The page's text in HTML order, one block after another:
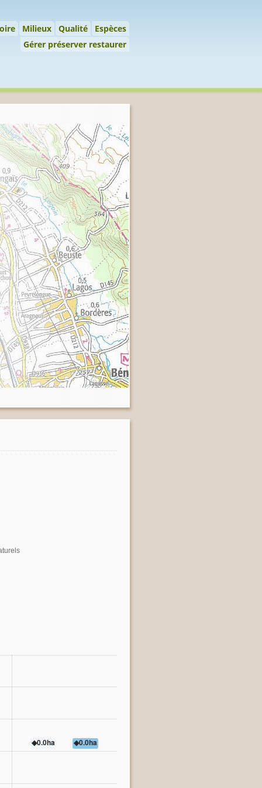
Milieux Qualité
Espèces
Gérer préserver restaurer